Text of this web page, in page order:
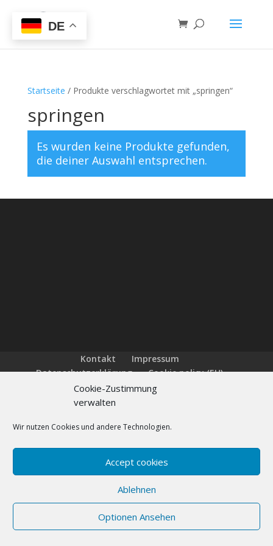
Cookie-Zustimmung
verwalten
Wir nutzen Cookies und andere Technologien.
Accept cookies
Ablehnen
Optionen Ansehen
Startseite / Produkte verschlagwortet mit „springen“
springen
Es wurden keine Produkte gefunden,
die deiner Auswahl entsprechen.
Kontakt
Impressum
Datenschutzerklärung
Cookie policy (EU)
FAQs
DE